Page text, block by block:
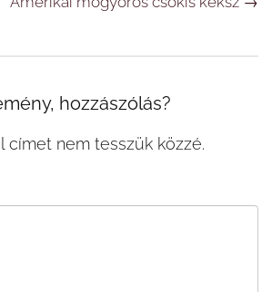
hozzászólás?
címet nem tesszük közzé.